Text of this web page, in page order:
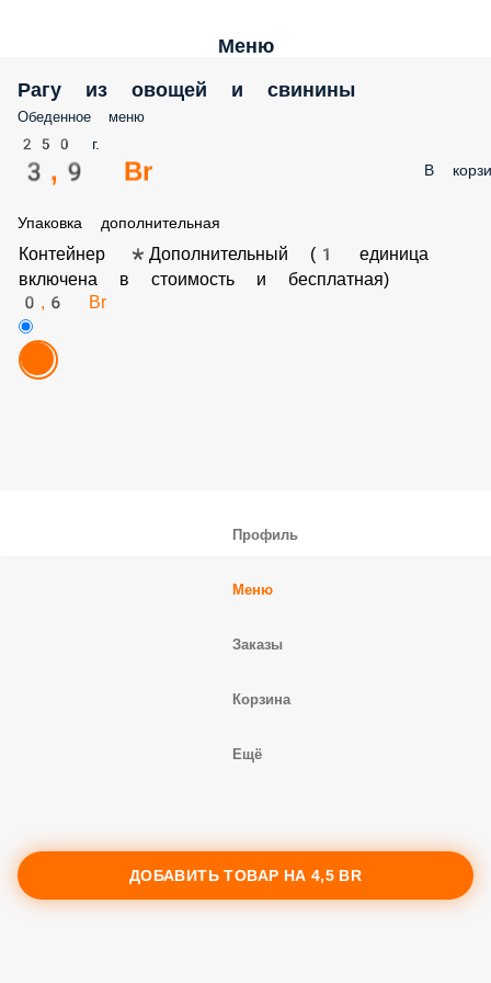
Меню
Рагу из овощей и свинины
Обеденное меню
250 г.
3,9 Br В
Упаковка дополнительная
Контейнер *Дополнительный (1 единица
включена в стоимость и бесплатная)
0,6 Br
ДОБАВИТЬ ТОВАР НА 4,5 BR
Профиль
Корзина
Ещё